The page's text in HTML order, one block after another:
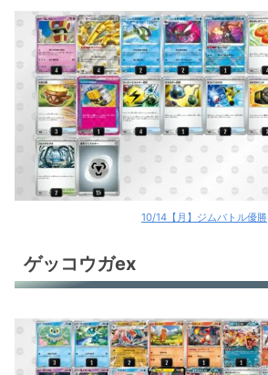
10/14【月】ジムバトル優勝
ゲッコウガex